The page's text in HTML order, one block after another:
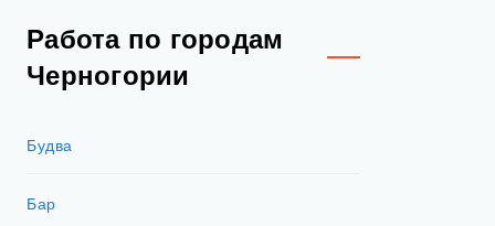
Работа по городам
Черногории
Будва
Бар